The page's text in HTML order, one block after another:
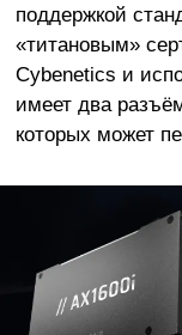
поддержкой
«титановым»
Cybenetics и
имеет два
которых может